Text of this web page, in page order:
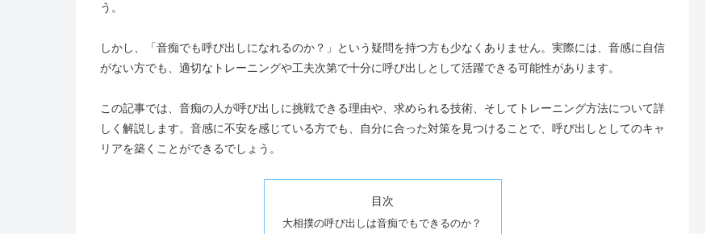
う。
しかし、「音痴でも呼び出しになれるのか？」という疑問を持つ方も少なくありません。実際には、音感に自信
がない方でも、適切なトレーニングや工夫次第で十分に呼び出しとして活躍できる可能性があります。
この記事では、音痴の人が呼び出しに挑戦できる理由や、求められる技術、そしてトレーニング方法について詳
しく解説します。音感に不安を感じている方でも、自分に合った対策を見つけることで、呼び出しとしてのキャ
リアを築くことができるでしょう。
目次
大相撲の呼び出しは音痴でもできるのか？